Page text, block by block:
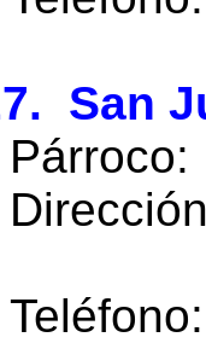
San
C.P.